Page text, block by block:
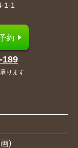
1-1
約
189
ります
)